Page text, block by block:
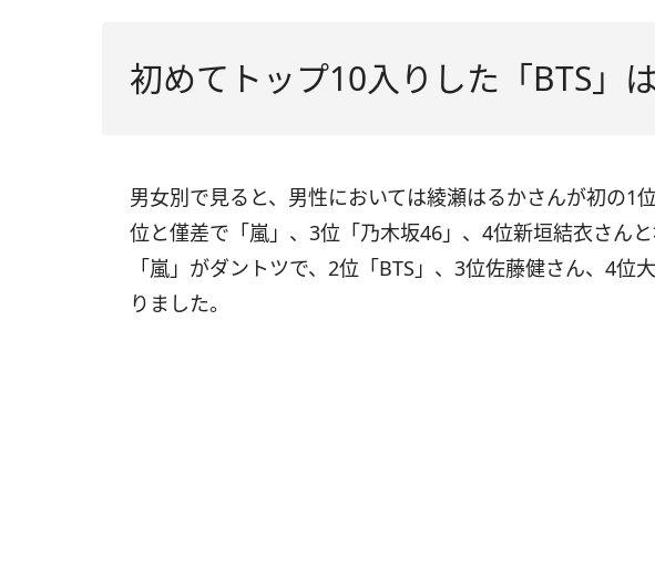
初めてトップ10入りした「BTS」
男女別で見ると、男性においては綾瀬はるかさんが初の1
位と僅差で「嵐」、3位「乃木坂46」、4位新垣結衣さん
「嵐」がダントツで、2位「BTS」、3位佐藤健さん、4位
りました。